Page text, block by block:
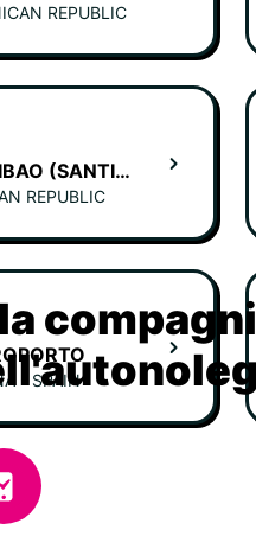
REPUBLIC
AEROPUERTO DI CIBAO (SANTIAGO)
REPUBLIC
- SPAIN